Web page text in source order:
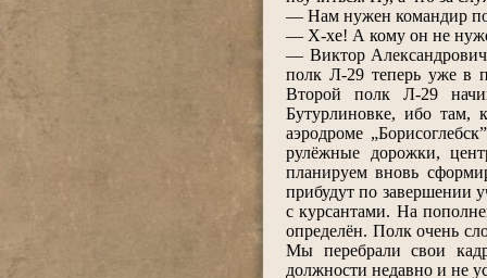
― Нам нужен командир
― Х-хе! А кому он не
― Виктор
полк Л-29 теперь уже в
Второй полк Л-29
Бутурлиновке, ибо там,
аэродроме
рулёжные дорожки,
планируем вновь
прибудут по завершении
с курсантами. На
определён. Полк очень
Мы перебрали свои
должности недавно и не